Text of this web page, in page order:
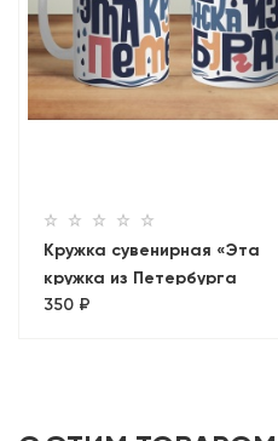
Кружка сувенирная «Эта
кружка из Петербурга
(дождик)»
350 ₽